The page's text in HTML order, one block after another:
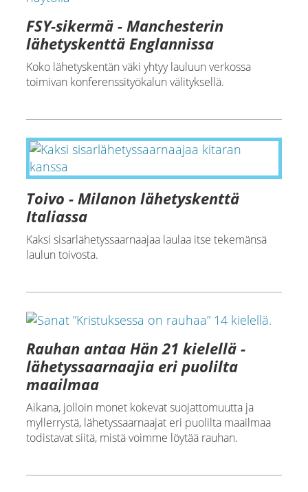
FSY-sikermä - Manchesterin
lähetyskenttä Englannissa
Koko lähetyskentän väki yhtyy lauluun verkossa
toimivan konferenssityökalun välityksellä.
Toivo - Milanon lähetyskenttä
Italiassa
Kaksi sisarlähetyssaarnaajaa laulaa itse tekemänsä
laulun toivosta.
Rauhan antaa Hän 21 kielellä -
lähetyssaarnaajia eri puolilta
maailmaa
Aikana, jolloin monet kokevat suojattomuutta ja
myllerrystä, lähetyssaarnaajat eri puolilta maailmaa
todistavat siitä, mistä voimme löytää rauhan.